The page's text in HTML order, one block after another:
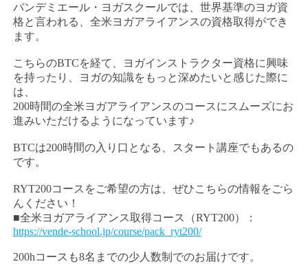
バンデミエール・ヨガスクールでは、世界基準のヨガ資
格と言われる、全米ヨガアライアンスの資格取得ができ
ます。
こちらのBTCを経て、ヨガインストラクター資格に興味
を持ったり、ヨガの知識をもっと深めたいと感じた際に
は、
200時間の全米ヨガアライアンスのコースにスムーズにお
進みいただけるようになっています♪
BTCは200時間の入り口となる、スタート講座でもあるの
です。
RYT200コースをご希望の方は、ぜひこちらの情報をごら
んください！
■全米ヨガアライアンス取得コース（RYT200）：
https://vende-school.jp/course/pack_ryt200/
200hコースも8名までの少人数制でのお届けです。